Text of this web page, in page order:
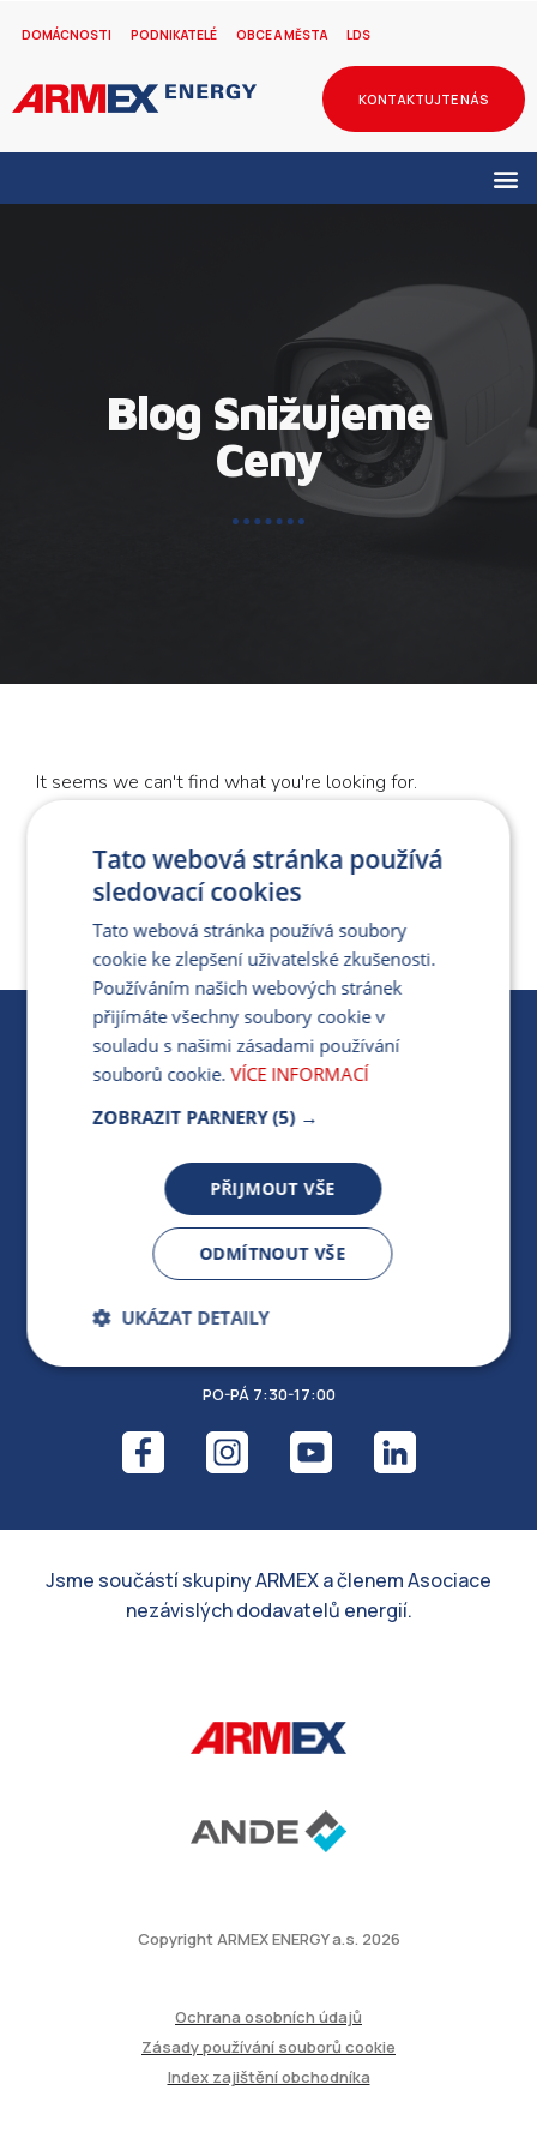
DOMÁCNOSTI PODNIKATELÉ OBCE A MĚSTA LDS
KONTAKTUJTE NÁS
Blog Snižujeme
Ceny
It seems we can't find what you're looking for.
Jsme součástí skupiny ARMEX a členem Asociace
nezávislých dodavatelů energií.
KARIÉRA
FOND ARMEX
ZÁRUKA ELEKTROMOBILITY
PARTNERSKÝ PORTÁL
MÁM DOTAZ KE STÁVAJÍCÍ SMLOUVĚ
PO-PÁ 7:30-17:00
Copyright ARMEX ENERGY a.s. 2026
Ochrana osobních údajů
Zásady používání souborů cookie
Index zajištění obchodníka
Tato webová stránka používá
sledovací cookies
Tato webová stránka používá soubory
cookie ke zlepšení uživatelské zkušenosti.
Používáním našich webových stránek
přijímáte všechny soubory cookie v
souladu s našimi zásadami používání
souborů cookie. VÍCE INFORMACÍ
ZOBRAZIT PARNERY (5) →
PŘIJMOUT VŠE
ODMÍTNOUT VŠE
UKÁZAT DETAILY
Bezpodmínečně
nutné soubory
Výkonnostní
Přísně nutné soubory cookie umožňují základní
funkce webových stránek, jako je přihlášení
Poskytovatel / Doména